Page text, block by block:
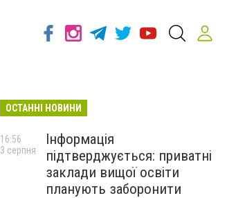
ОСТАННІ НОВИНИ
Інформація
підтверджується: приватні
заклади вищої освіти
планують заборонити
16:56
3 серпня